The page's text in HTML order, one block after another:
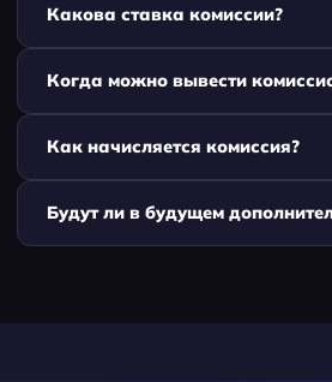
Какова ставка комиссии?
Когда можно вывести
Как начисляется комиссия?
Будут ли в будущем